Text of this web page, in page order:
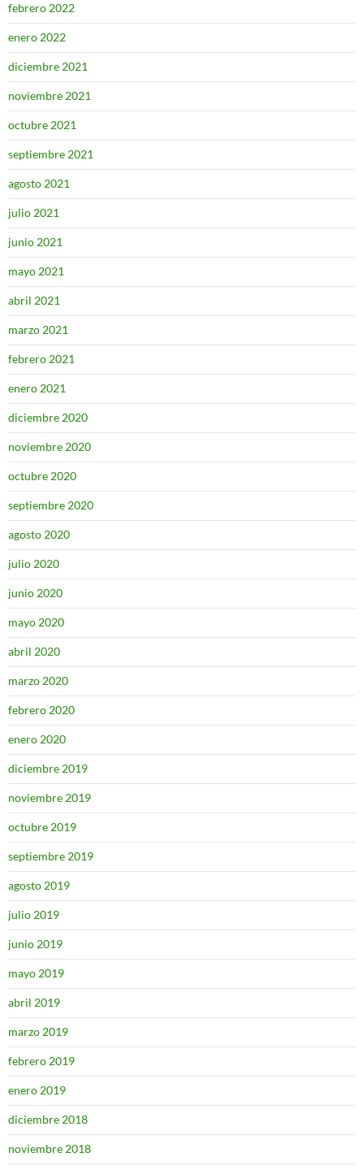
febrero 2022
enero 2022
diciembre 2021
noviembre 2021
octubre 2021
septiembre 2021
agosto 2021
julio 2021
junio 2021
mayo 2021
abril 2021
marzo 2021
febrero 2021
enero 2021
diciembre 2020
noviembre 2020
octubre 2020
septiembre 2020
agosto 2020
julio 2020
junio 2020
mayo 2020
abril 2020
marzo 2020
febrero 2020
enero 2020
diciembre 2019
noviembre 2019
octubre 2019
septiembre 2019
agosto 2019
julio 2019
junio 2019
mayo 2019
abril 2019
marzo 2019
febrero 2019
enero 2019
diciembre 2018
noviembre 2018